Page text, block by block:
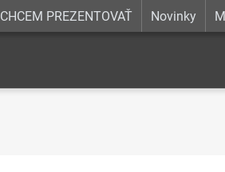
CHCEM PREZENTOVAŤ Novinky